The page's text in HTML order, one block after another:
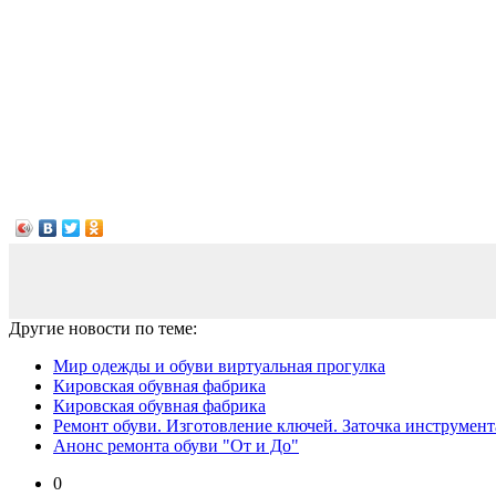
Другие новости по теме:
Мир одежды и обуви виртуальная прогулка
Кировская обувная фабрика
Кировская обувная фабрика
Ремонт обуви. Изготовление ключей. Заточка
Анонс ремонта обуви "От и До"
0